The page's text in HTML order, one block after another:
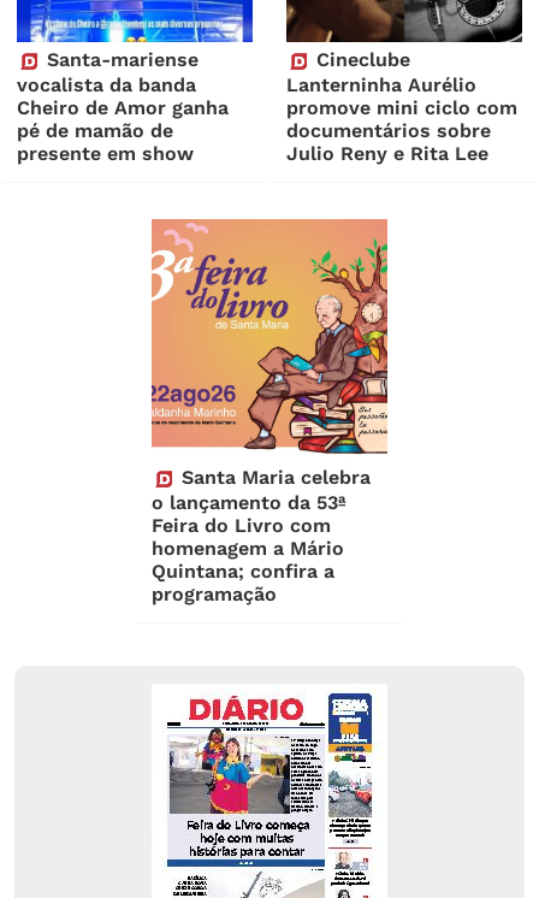
Santa-mariense
vocalista da banda
Cheiro de Amor ganha
pé de mamão de
presente em show
Cineclube
Lanterninha Aurélio
promove mini ciclo com
documentários sobre
Julio Reny e Rita Lee
Santa Maria celebra
o lançamento da 53ª
Feira do Livro com
homenagem a Mário
Quintana; confira a
programação